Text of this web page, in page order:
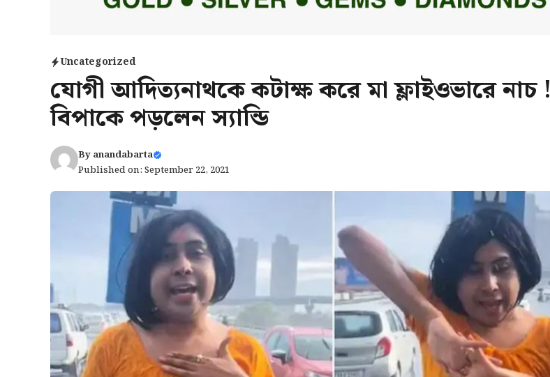
Uncategorized
যোগী আদিত্যনাথকে কটাক্ষ করে মা ফ্লাইওভারে নাচ !
বিপাকে পড়লেন স্যান্ডি
Byanandabarta
Published on: September 22, 2021